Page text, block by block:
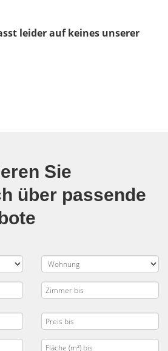
leider auf keines unserer
Sie
über passende